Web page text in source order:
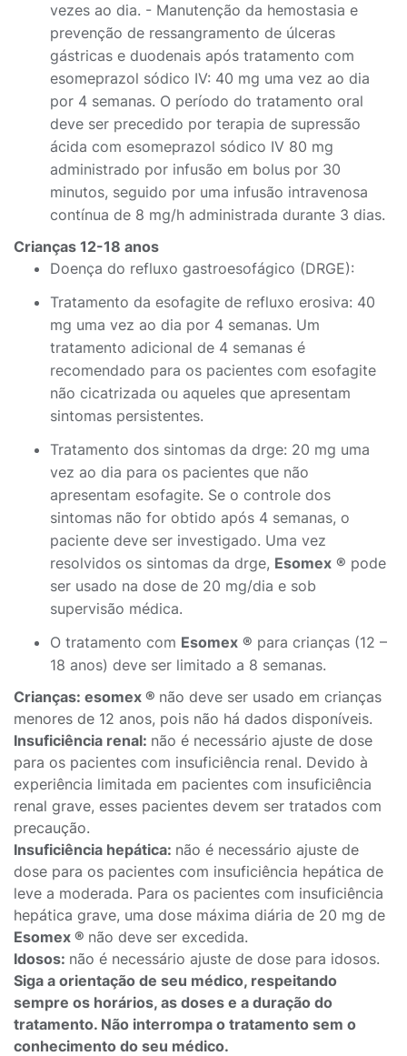
vezes ao dia. - Manutenção da hemostasia e
prevenção de ressangramento de úlceras
gástricas e duodenais após tratamento com
esomeprazol sódico IV: 40 mg uma vez ao dia
por 4 semanas. O período do tratamento oral
deve ser precedido por terapia de supressão
ácida com esomeprazol sódico IV 80 mg
administrado por infusão em bolus por 30
minutos, seguido por uma infusão intravenosa
contínua de 8 mg/h administrada durante 3 dias.
Crianças 12-18 anos
Doença do refluxo gastroesofágico (DRGE):
Tratamento da esofagite de refluxo erosiva: 40
mg uma vez ao dia por 4 semanas. Um
tratamento adicional de 4 semanas é
recomendado para os pacientes com esofagite
não cicatrizada ou aqueles que apresentam
sintomas persistentes.
Tratamento dos sintomas da drge: 20 mg uma
vez ao dia para os pacientes que não
apresentam esofagite. Se o controle dos
sintomas não for obtido após 4 semanas, o
paciente deve ser investigado. Uma vez
resolvidos os sintomas da drge, Esomex ® pode
ser usado na dose de 20 mg/dia e sob
supervisão médica.
O tratamento com Esomex ® para crianças (12 –
18 anos) deve ser limitado a 8 semanas.
Crianças: esomex ® não deve ser usado em crianças
menores de 12 anos, pois não há dados disponíveis.
Insuficiência renal: não é necessário ajuste de dose
para os pacientes com insuficiência renal. Devido à
experiência limitada em pacientes com insuficiência
renal grave, esses pacientes devem ser tratados com
precaução.
Insuficiência hepática: não é necessário ajuste de
dose para os pacientes com insuficiência hepática de
leve a moderada. Para os pacientes com insuficiência
hepática grave, uma dose máxima diária de 20 mg de
Esomex ® não deve ser excedida.
Idosos: não é necessário ajuste de dose para idosos.
Siga a orientação de seu médico, respeitando
sempre os horários, as doses e a duração do
tratamento. Não interrompa o tratamento sem o
conhecimento do seu médico.